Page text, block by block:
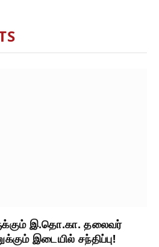
இ.தொ.கா. தலைவர்
இடையில் சந்திப்பு!